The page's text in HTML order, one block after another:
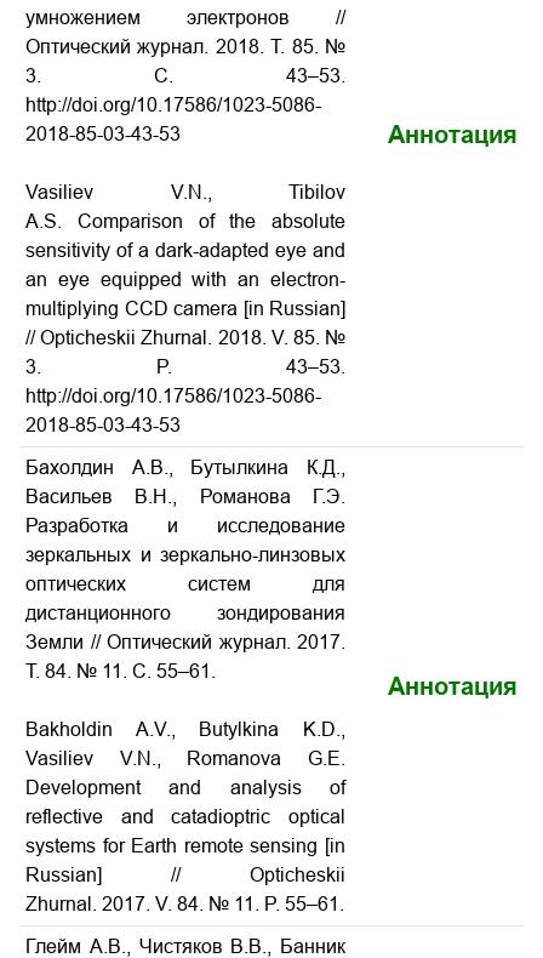
умножением электронов //
Оптический журнал. 2018. Т. 85. №
3. С. 43–53.
http://doi.org/10.17586/1023-5086-
2018-85-03-43-53
Vasiliev V.N., Tibilov
A.S. Comparison of the absolute
sensitivity of a dark-adapted eye and
an eye equipped with an electron-
multiplying CCD camera [in Russian]
// Opticheskii Zhurnal. 2018. V. 85. №
3. P. 43–53.
http://doi.org/10.17586/1023-5086-
2018-85-03-43-53
Аннотация
Бахолдин А.В., Бутылкина К.Д.,
Васильев В.Н., Романова Г.Э.
Разработка и исследование
зеркальных и зеркально-линзовых
оптических систем для
дистанционного зондирования
Земли // Оптический журнал. 2017.
Т. 84. № 11. С. 55–61.
Bakholdin A.V., Butylkina K.D.,
Vasiliev V.N., Romanova G.E.
Development and analysis of
reflective and catadioptric optical
systems for Earth remote sensing [in
Russian] // Opticheskii
Zhurnal. 2017. V. 84. № 11. P. 55–61.
Аннотация
Глейм А.В., Чистяков В.В., Банник